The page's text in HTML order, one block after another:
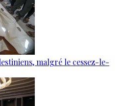
malgré le cessez-le-